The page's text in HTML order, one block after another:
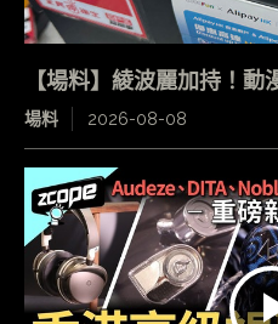
【場料】綾波麗加持！動
場料 2026-08-08